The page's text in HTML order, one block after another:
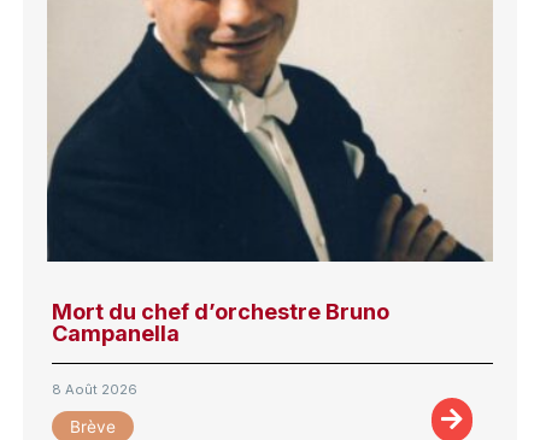
Mort du chef d’orchestre Bruno
Campanella
8 Août 2026
Brève